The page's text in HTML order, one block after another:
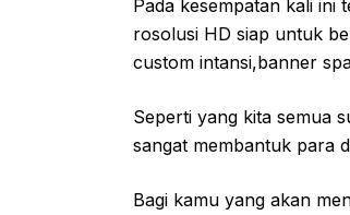
Pada kesempatan kali ini
rosolusi HD siap untuk
custom intansi,banner
Seperti yang kita semua
sangat membantuk para
Bagi kamu yang akan